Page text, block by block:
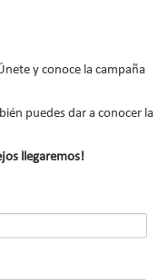
y conoce la campaña
puedes dar a conocer la
llegaremos!